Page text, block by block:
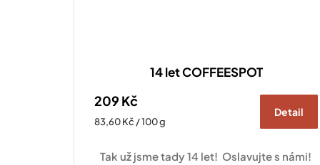
14 let COFFEESPOT
209 Kč
Měrná
83,60 Kč / 100 g
Detail
Tak už jsme tady 14 let! Oslavujte s námi!